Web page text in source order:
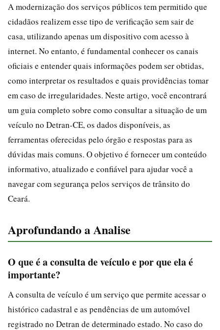
A modernização dos serviços públicos tem permitido que
cidadãos realizem esse tipo de verificação sem sair de
casa, utilizando apenas um dispositivo com acesso à
internet. No entanto, é fundamental conhecer os canais
oficiais e entender quais informações podem ser obtidas,
como interpretar os resultados e quais providências tomar
em caso de irregularidades. Neste artigo, você encontrará
um guia completo sobre como consultar a situação de um
veículo no Detran-CE, os dados disponíveis, as
ferramentas oferecidas pelo órgão e respostas para as
dúvidas mais comuns. O objetivo é fornecer um conteúdo
informativo, atualizado e confiável para ajudar você a
navegar com segurança pelos serviços de trânsito do
Ceará.
Aprofundando a Analise
O que é a consulta de veículo e por que ela é
importante?
A consulta de veículo é um serviço que permite acessar o
histórico cadastral e as pendências de um automóvel
registrado no Detran de determinado estado. No caso do